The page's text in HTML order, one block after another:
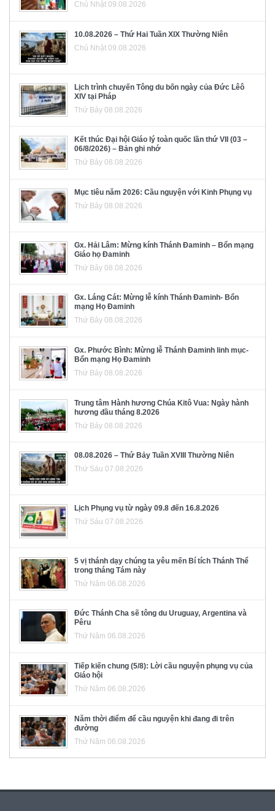
Chủ Nhật 09.08.2026
10.08.2026 – Thứ Hai Tuần XIX Thường Niên
Chủ Nhật 09.08.2026
Lịch trình chuyến Tông du bốn ngày của Đức Lêô
XIV tại Pháp
Thứ Bảy 08.08.2026
Kết thúc Đại hội Giáo lý toàn quốc lần thứ VII (03 –
06/8/2026) – Bản ghi nhớ
Thứ Bảy 08.08.2026
Mục tiêu năm 2026: Cầu nguyện với Kinh Phụng vụ
Thứ Bảy 08.08.2026
Gx. Hải Lâm: Mừng kính Thánh Đaminh – Bổn mạng
Giáo họ Đaminh
Thứ Bảy 08.08.2026
Gx. Láng Cát: Mừng lễ kính Thánh Đaminh- Bổn
mạng Họ Đaminh
Thứ Bảy 08.08.2026
Gx. Phước Bình: Mừng lễ Thánh Đaminh linh mục-
Bổn mạng Họ Đaminh
Thứ Bảy 08.08.2026
Trung tâm Hành hương Chúa Kitô Vua: Ngày hành
hương đầu tháng 8.2026
Thứ Bảy 08.08.2026
08.08.2026 – Thứ Bảy Tuần XVIII Thường Niên
Thứ Sáu 07.08.2026
Lịch Phụng vụ từ ngày 09.8 đến 16.8.2026
Thứ Sáu 07.08.2026
5 vị thánh dạy chúng ta yêu mến Bí tích Thánh Thể
trong tháng Tám này
Thứ Năm 06.08.2026
Đức Thánh Cha sẽ tông du Uruguay, Argentina và
Pêru
Thứ Năm 06.08.2026
Tiếp kiến chung (5/8): Lời cầu nguyện phụng vụ của
Giáo hội
Thứ Năm 06.08.2026
Năm thời điểm để cầu nguyện khi đang đi trên
đường
Thứ Năm 06.08.2026